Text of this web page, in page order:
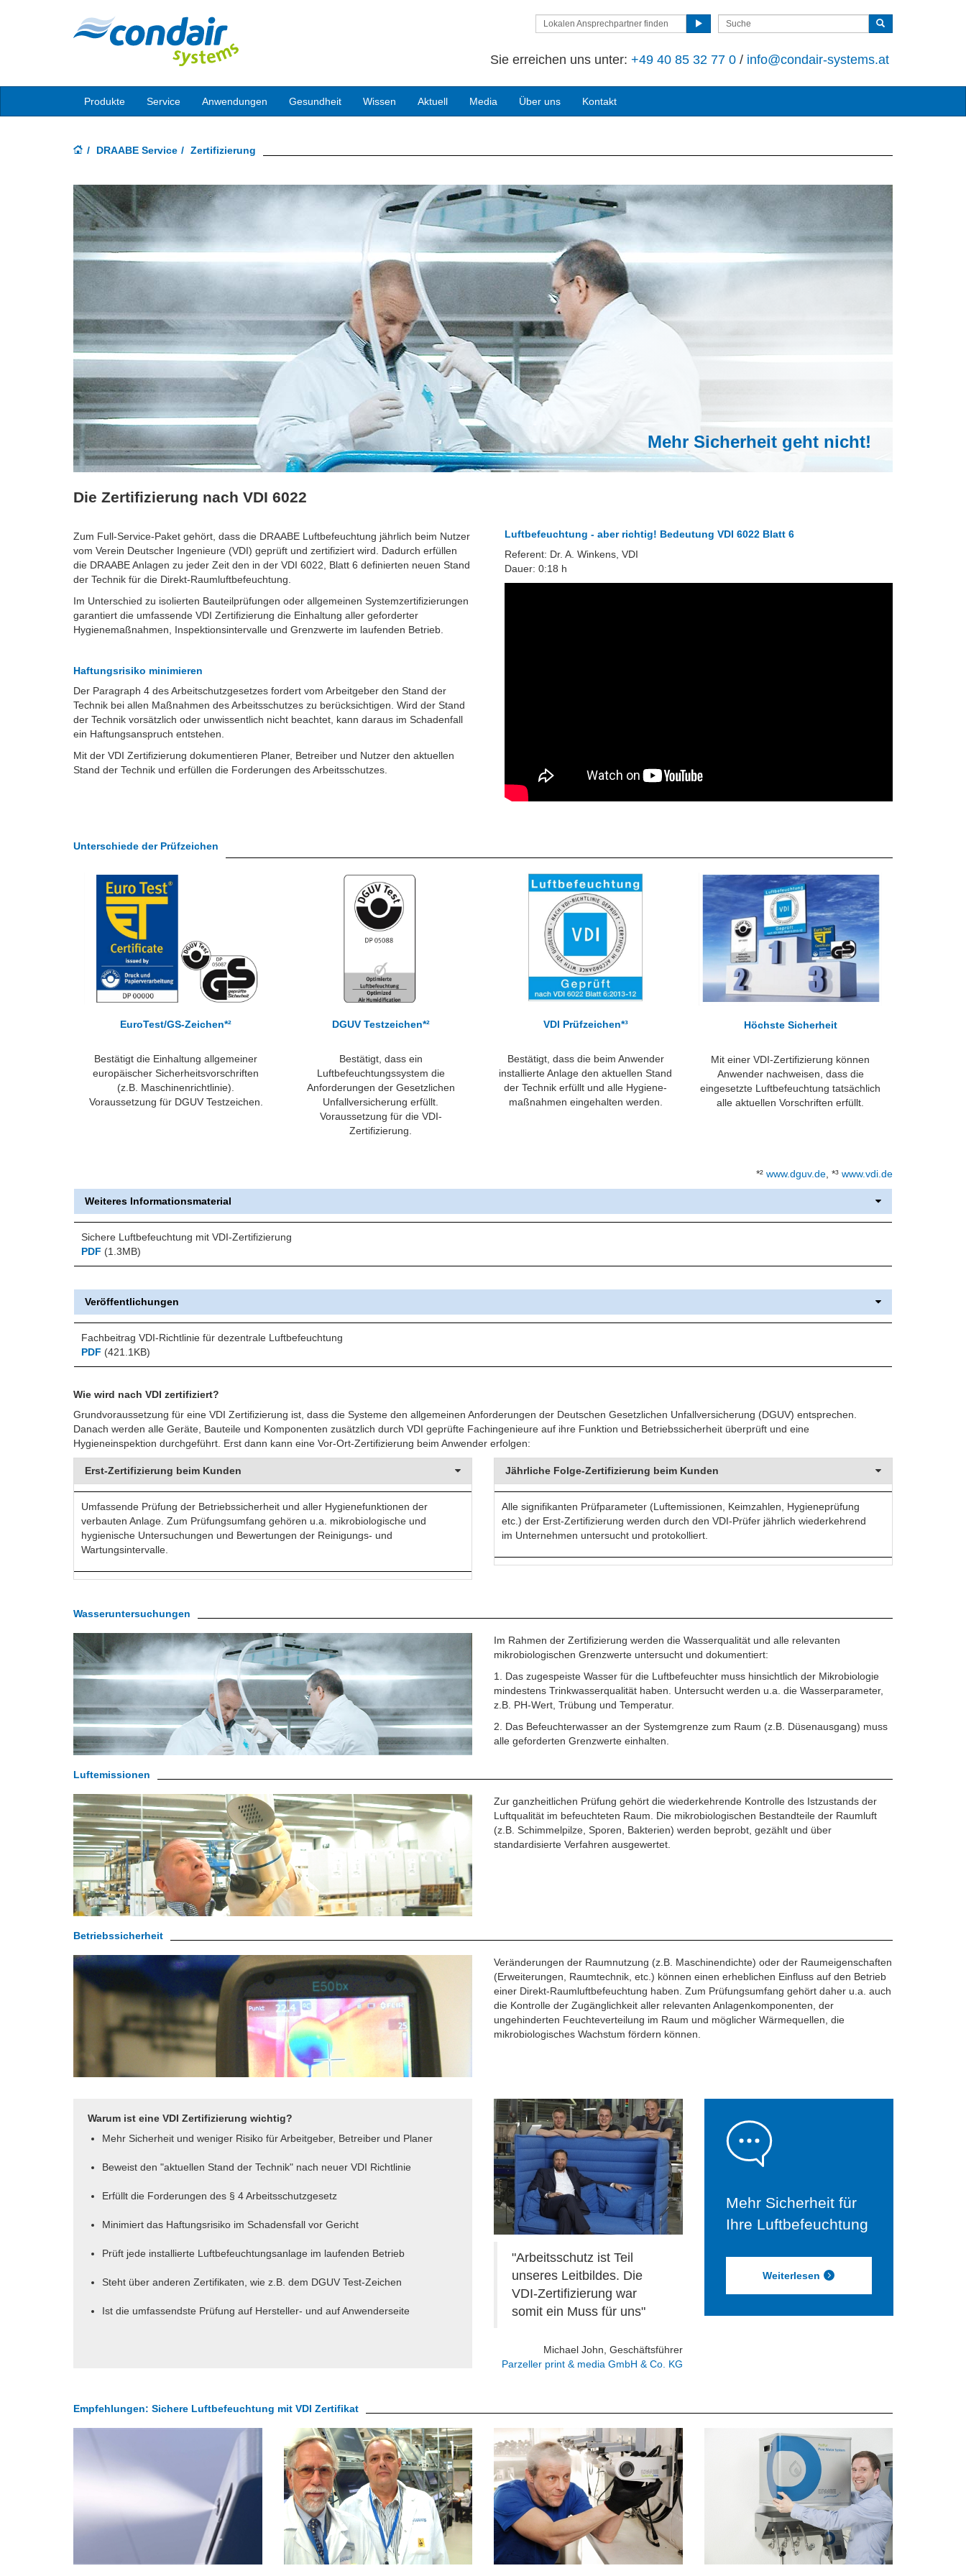
Lokalen Ansprechpartner finden
Sie erreichen uns unter: +49 40 85 32 77 0 / info@condair-systems.at
Produkte Service Anwendungen Gesundheit Wissen Aktuell Media Über uns Kontakt
DRAABE Service Zertifizierung
Mehr Sicherheit geht nicht!
Die Zertifizierung nach VDI 6022
Zum Full-Service-Paket gehört, dass die DRAABE Luftbefeuchtung jährlich beim Nutzer
vom Verein Deutscher Ingenieure (VDI) geprüft und zertifiziert wird. Dadurch erfüllen
die DRAABE Anlagen zu jeder Zeit den in der VDI 6022, Blatt 6 definierten neuen Stand
der Technik für die Direkt-Raumluftbefeuchtung.
Im Unterschied zu isolierten Bauteilprüfungen oder allgemeinen Systemzertifizierungen
garantiert die umfassende VDI Zertifizierung die Einhaltung aller geforderter
Hygienemaßnahmen, Inspektionsintervalle und Grenzwerte im laufenden Betrieb.
Haftungsrisiko minimieren
Der Paragraph 4 des Arbeitschutzgesetzes fordert vom Arbeitgeber den Stand der
Technik bei allen Maßnahmen des Arbeitsschutzes zu berücksichtigen. Wird der Stand
der Technik vorsätzlich oder unwissentlich nicht beachtet, kann daraus im Schadenfall
ein Haftungsanspruch entstehen.
Mit der VDI Zertifizierung dokumentieren Planer, Betreiber und Nutzer den aktuellen
Stand der Technik und erfüllen die Forderungen des Arbeitsschutzes.
Luftbefeuchtung - aber richtig! Bedeutung VDI 6022 Blatt 6
Referent: Dr. A. Winkens, VDI
Dauer: 0:18 h
Unterschiede der Prüfzeichen
EuroTest/GS-Zeichen*²
Bestätigt die Einhaltung allgemeiner
europäischer Sicherheitsvorschriften
(z.B. Maschinenrichtlinie).
Voraussetzung für DGUV Testzeichen.
DGUV Testzeichen*²
Bestätigt, dass ein
Luftbefeuchtungssystem die
Anforderungen der Gesetzlichen
Unfallversicherung erfüllt.
Voraussetzung für die VDI-
Zertifizierung.
VDI Prüfzeichen*³
Bestätigt, dass die beim Anwender
installierte Anlage den aktuellen Stand
der Technik erfüllt und alle Hygiene-
maßnahmen eingehalten werden.
Höchste Sicherheit
Mit einer VDI-Zertifizierung können
Anwender nachweisen, dass die
eingesetzte Luftbefeuchtung tatsächlich
alle aktuellen Vorschriften erfüllt.
*² www.dguv.de , *³ www.vdi.de
Weiteres Informationsmaterial
Sichere Luftbefeuchtung mit VDI-Zertifizierung
PDF (1.3MB)
Veröffentlichungen
Fachbeitrag VDI-Richtlinie für dezentrale Luftbefeuchtung
PDF (421.1KB)
Wie wird nach VDI zertifiziert?
Grundvoraussetzung für eine VDI Zertifizierung ist, dass die Systeme den allgemeinen Anforderungen der Deutschen Gesetzlichen Unfallversicherung (DGUV) entsprechen.
Danach werden alle Geräte, Bauteile und Komponenten zusätzlich durch VDI geprüfte Fachingenieure auf ihre Funktion und Betriebssicherheit überprüft und eine
Hygieneinspektion durchgeführt. Erst dann kann eine Vor-Ort-Zertifizierung beim Anwender erfolgen:
Erst-Zertifizierung beim Kunden
Umfassende Prüfung der Betriebssicherheit und aller Hygienefunktionen der
verbauten Anlage. Zum Prüfungsumfang gehören u.a. mikrobiologische und
hygienische Untersuchungen und Bewertungen der Reinigungs- und
Wartungsintervalle.
Jährliche Folge-Zertifizierung beim Kunden
Alle signifikanten Prüfparameter (Luftemissionen, Keimzahlen, Hygieneprüfung
etc.) der Erst-Zertifizierung werden durch den VDI-Prüfer jährlich wiederkehrend
im Unternehmen untersucht und protokolliert.
Wasseruntersuchungen
Im Rahmen der Zertifizierung werden die Wasserqualität und alle relevanten
mikrobiologischen Grenzwerte untersucht und dokumentiert:
1. Das zugespeiste Wasser für die Luftbefeuchter muss hinsichtlich der Mikrobiologie
mindestens Trinkwasserqualität haben. Untersucht werden u.a. die Wasserparameter,
z.B. PH-Wert, Trübung und Temperatur.
2. Das Befeuchterwasser an der Systemgrenze zum Raum (z.B. Düsenausgang) muss
alle geforderten Grenzwerte einhalten.
Luftemissionen
Zur ganzheitlichen Prüfung gehört die wiederkehrende Kontrolle des Istzustands der
Luftqualität im befeuchteten Raum. Die mikrobiologischen Bestandteile der Raumluft
(z.B. Schimmelpilze, Sporen, Bakterien) werden beprobt, gezählt und über
standardisierte Verfahren ausgewertet.
Betriebssicherheit
Veränderungen der Raumnutzung (z.B. Maschinendichte) oder der Raumeigenschaften
(Erweiterungen, Raumtechnik, etc.) können einen erheblichen Einfluss auf den Betrieb
einer Direkt-Raumluftbefeuchtung haben. Zum Prüfungsumfang gehört daher u.a. auch
die Kontrolle der Zugänglichkeit aller relevanten Anlagenkomponenten, der
ungehinderten Feuchteverteilung im Raum und möglicher Wärmequellen, die
mikrobiologisches Wachstum fördern können.
Warum ist eine VDI Zertifizierung wichtig?
Mehr Sicherheit und weniger Risiko für Arbeitgeber, Betreiber und Planer
Beweist den "aktuellen Stand der Technik" nach neuer VDI Richtlinie
Erfüllt die Forderungen des § 4 Arbeitsschutzgesetz
Minimiert das Haftungsrisiko im Schadensfall vor Gericht
Prüft jede installierte Luftbefeuchtungsanlage im laufenden Betrieb
Steht über anderen Zertifikaten, wie z.B. dem DGUV Test-Zeichen
Ist die umfassendste Prüfung auf Hersteller- und auf Anwenderseite
"Arbeitsschutz ist Teil
unseres Leitbildes. Die
VDI-Zertifizierung war
somit ein Muss für uns"
Michael John, Geschäftsführer
Parzeller print & media GmbH & Co. KG
Mehr Sicherheit für
Ihre Luftbefeuchtung
Weiterlesen
Empfehlungen: Sichere Luftbefeuchtung mit VDI Zertifikat